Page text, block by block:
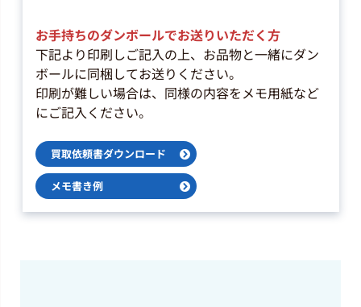
2,200円
洋楽ロック
Black Sabbath 「ライヴ・アッ
1,500
ジャズ
Blue Mitchell 「Step Lightly」
お手持ちのダンボールでお送りいただく方
下記より印刷しご記入の上、お品物と一緒にダン
ボールに同梱してお送りください。
印刷が難しい場合は、同様の内容をメモ用紙など
にご記入ください。
買取依頼書ダウンロード
メモ書き例